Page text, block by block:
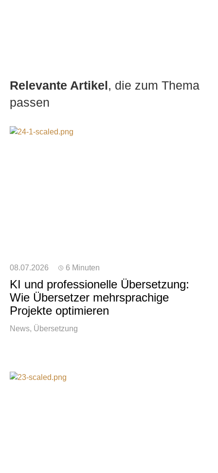
Relevante Artikel, die zum Thema
passen
08.07.2026 6 Minuten
KI und professionelle Übersetzung:
Wie Übersetzer mehrsprachige
Projekte optimieren
News Übersetzung